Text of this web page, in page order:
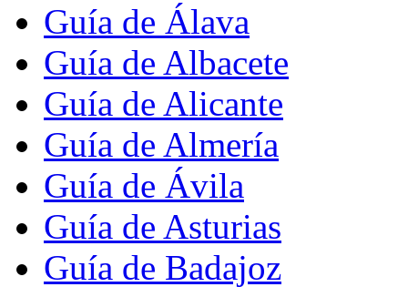
Guía de Álava
Guía de Albacete
Guía de Alicante
Guía de Almería
Guía de Ávila
Guía de Asturias
Guía de Badajoz